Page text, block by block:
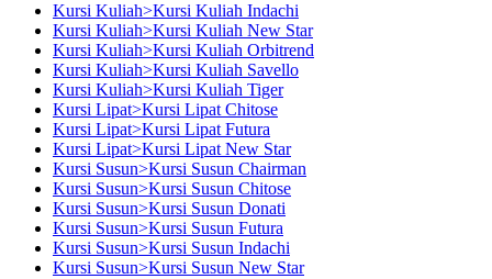
Kursi Kuliah>Kursi Kuliah Indachi
Kursi Kuliah>Kursi Kuliah New Star
Kursi Kuliah>Kursi Kuliah Orbitrend
Kursi Kuliah>Kursi Kuliah Savello
Kursi Kuliah>Kursi Kuliah Tiger
Kursi Lipat>Kursi Lipat Chitose
Kursi Lipat>Kursi Lipat Futura
Kursi Lipat>Kursi Lipat New Star
Kursi Susun>Kursi Susun Chairman
Kursi Susun>Kursi Susun Chitose
Kursi Susun>Kursi Susun Donati
Kursi Susun>Kursi Susun Futura
Kursi Susun>Kursi Susun Indachi
Kursi Susun>Kursi Susun New Star